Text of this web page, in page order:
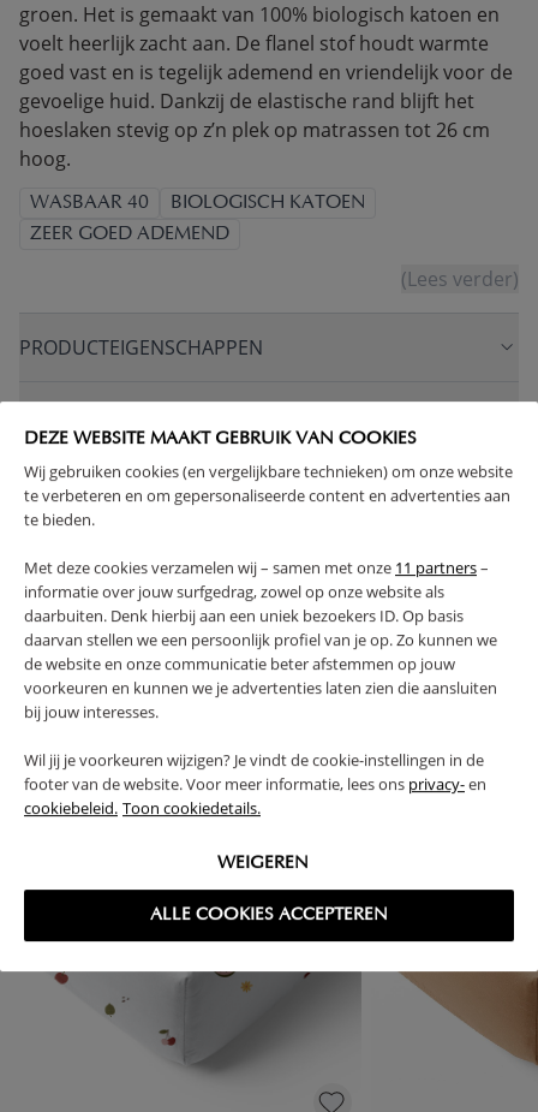
DEZE WEBSITE MAAKT GEBRUIK VAN COOKIES
Wij gebruiken cookies (en vergelijkbare technieken) om onze website
te verbeteren en om gepersonaliseerde content en advertenties aan
te bieden.
Met deze cookies verzamelen wij – samen met onze 11 partners–
informatie over jouw surfgedrag, zowel op onze website als
daarbuiten. Denk hierbij aan een uniek bezoekers ID. Op basis
daarvan stellen we een persoonlijk profiel van je op. Zo kunnen we
de website en onze communicatie beter afstemmen op jouw
voorkeuren en kunnen we je advertenties laten zien die aansluiten
bij jouw interesses.
Wil jij je voorkeuren wijzigen? Je vindt de cookie-instellingen in de
footer van de website. Voor meer informatie, lees ons privacy-en
cookiebeleid. Toon cookiedetails.
WEIGEREN
ALLE COOKIES ACCEPTEREN
groen. Het is gemaakt van 100% biologisch katoen en
voelt heerlijk zacht aan. De flanel stof houdt warmte
goed vast en is tegelijk ademend en vriendelijk voor de
gevoelige huid. Dankzij de elastische rand blijft het
hoeslaken stevig op z’n plek op matrassen tot 26 cm
hoog.
WASBAAR 40
BIOLOGISCH KATOEN
ZEER GOED ADEMEND
(Lees verder)
PRODUCTEIGENSCHAPPEN
FAQ
High-contrast mode
VAAK SAMEN GEKOCHT